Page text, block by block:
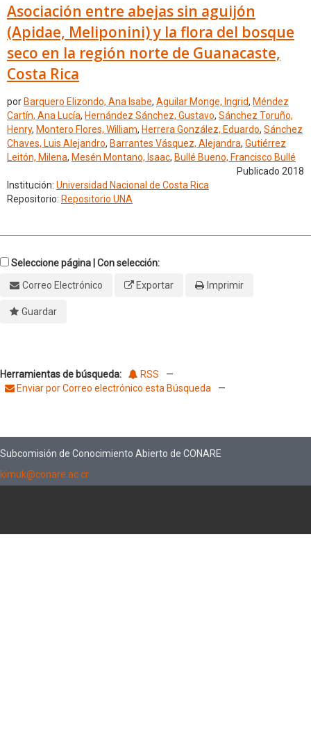
Asociación entre abejas sin aguijón
(Apidae, Meliponini) y la flora del bosque
seco en la región norte de Guanacaste,
Costa Rica
por Barquero Elizondo, Ana Isabe, Aguilar Monge, Ingrid, Méndez
Cartín, Ana Lucía, Hernández Sánchez, Gustavo, Sánchez Toruño,
Henry, Montero Flores, William, Herrera González, Eduardo, Sánchez
Chaves, Luis Alejandro, Barrantes Vásquez, Alejandra, Gutiérrez
Leitón, Milena, Mesén Montano, Isaac, Bullé Bueno, Francisco Bullé
Publicado 2018
Institución: Universidad Nacional de Costa Rica
Repositorio: Repositorio UNA
Seleccione página | Con selección:
Correo Electrónico
Exportar Imprimir
Guardar
Herramientas de búsqueda: RSS
—
Enviar por Correo electrónico esta Búsqueda
—
Subcomisión de Conocimiento Abierto de CONARE
kimuk@conare.ac.cr